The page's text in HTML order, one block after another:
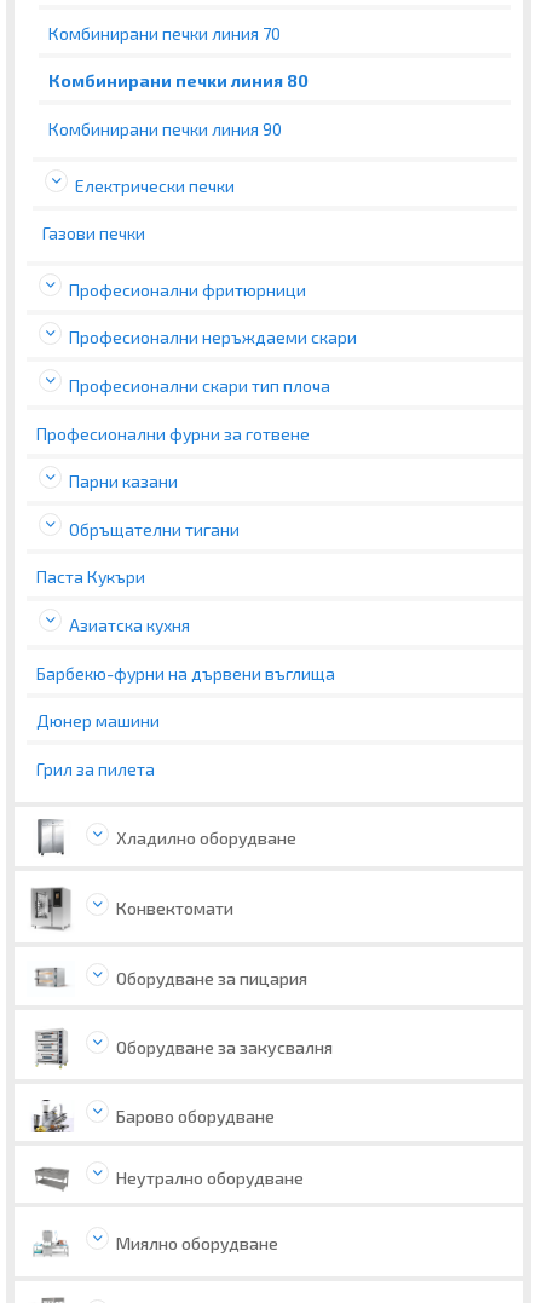
Комбинирани печки линия 70
Комбинирани печки линия 80
Комбинирани печки линия 90
Електрически печки
Газови печки
Професионални фритюрници
Професионални неръждаеми скари
Професионални скари тип плоча
Професионални фурни за готвене
Парни казани
Обръщателни тигани
Паста Кукъри
Азиатска кухня
Барбекю-фурни на дървени въглища
Дюнер машини
Грил за пилета
Хладилно оборудване
Конвектомати
Оборудване за пицария
Оборудване за закусвалня
Барово оборудване
Неутрално оборудване
Миялно оборудване